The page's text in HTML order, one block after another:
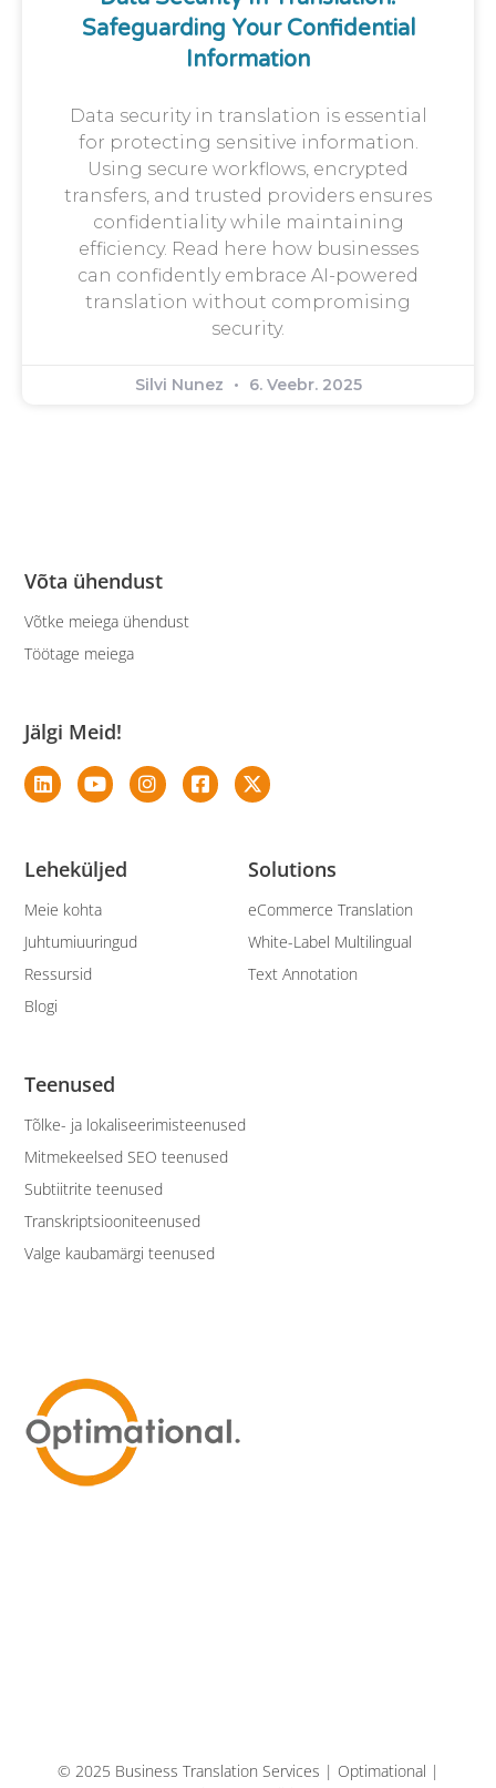
Safeguarding Your Confidential
Information
Data security in translation is essential
for protecting sensitive information.
Using secure workflows, encrypted
transfers, and trusted providers ensures
confidentiality while maintaining
efficiency. Read here how businesses
can confidently embrace AI-powered
translation without compromising
security.
Silvi Nunez 6. Veebr. 2025
Teenused
Tõlke- ja lokaliseerimisteenused
Mitmekeelsed SEO teenused
Subtiitrite teenused
Transkriptsiooniteenused
Valge kaubamärgi teenused
Solutions
eCommerce Translation
White-Label Multilingual
Text Annotation
Leheküljed
Meie kohta
Juhtumiuuringud
Ressursid
Blogi
Võta ühendust
Võtke meiega ühendust
Töötage meiega
Jälgi Meid!
© 2025 Business Translation Services | Optimational |